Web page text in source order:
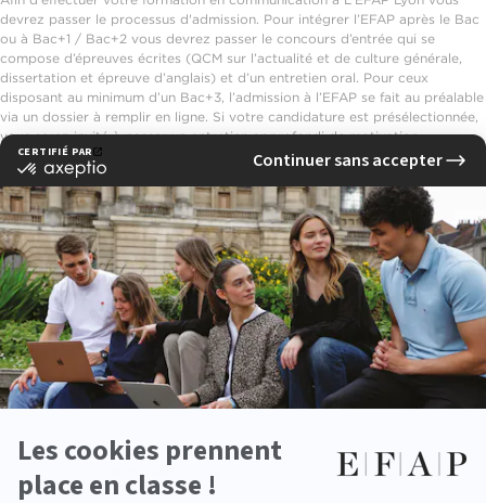
devrez passer le processus d'admission. Pour intégrer l’EFAP après le Bac
ou à Bac+1 / Bac+2 vous devrez passer le concours d’entrée qui se
compose d’épreuves écrites (QCM sur l’actualité et de culture générale,
dissertation et épreuve d’anglais) et d’un entretien oral. Pour ceux
disposant au minimum d’un Bac+3, l’admission à l’EFAP se fait au préalable
via un dossier à remplir en ligne. Si votre candidature est présélectionnée,
vous serez invité à passer un entretien approfondi de motivation.
See also
Notre école
Les métiers et débouchés
MBA Spécialisé Digital Marketing & Business
Ecole marketing luxe